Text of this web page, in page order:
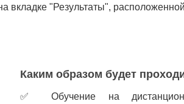
вкладке "Результаты",
Каким образом будет
✅ Обучение на